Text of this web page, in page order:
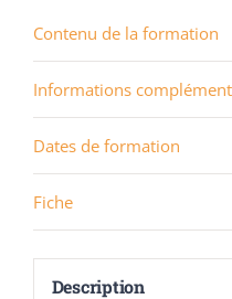
Contenu de la formation
Informations
Dates de formation
Fiche
Description